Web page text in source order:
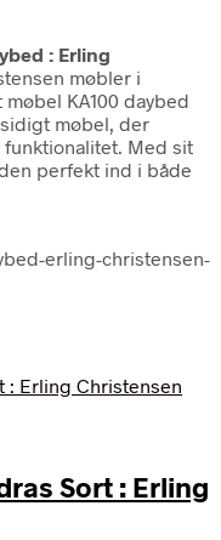
: Erling
møbler i
KA100 daybed
møbel, der
Med sit
perfekt ind i både
erling-christensen-
Sort : Erling